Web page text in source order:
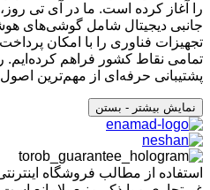
را آغاز کرده است. ما در آی تی
جانبی دیجیتال شامل گوشی‌های
تجهیزات فناوری را با امکان
تمامی نقاط کشور فراهم
پشتیبانی حرفه‌ای از مهم‌ترین
نمایش بیشتر - بستن
استفاده از مطالب فروشگاه